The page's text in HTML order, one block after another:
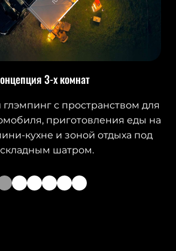
3-х комнат
с пространством для
приготовления еды на
кухне и зоной отдыха под
шатром.